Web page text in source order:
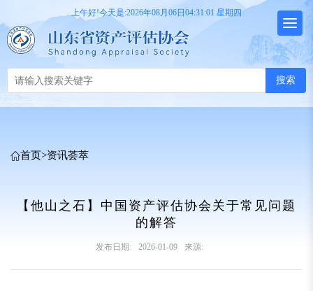
上午好!今天是:2026年08月06日04:31:02 星期四
搜索
首页>资讯荟萃
【他山之石】中国资产评估协会关于常见问题
的解答
发布日期: 2026-01-09 来源: